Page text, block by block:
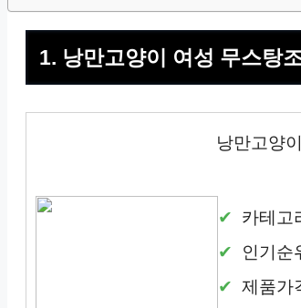
1. 낭만고양이 여성 무스탕
낭만고양
카테고
인기순
제품가